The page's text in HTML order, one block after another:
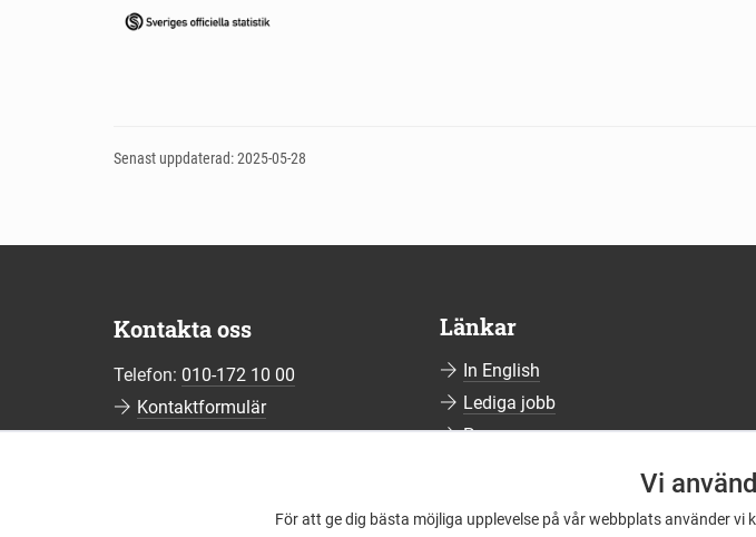
Vi
För att ge dig bästa möjliga upplevelse på vår webbplats använder
Senast uppdaterad: 2025-05-28
Kontakta oss
Telefon: 010-172 10 00
Kontaktformulär
Fler kontaktuppgifter
Länkar
In English
Lediga jobb
Pressrum
Prenumerera på nyhetsbrev
Hantering av personuppgifter
Visselblåsning